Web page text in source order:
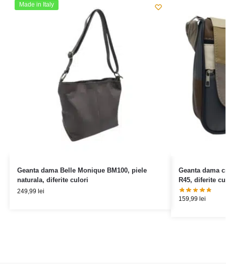
Made in Italy
Geanta dama Belle Monique BM100, piele
naturala, diferite culori
249,99 lei
Geanta dama
R45, diferite
159,99 lei